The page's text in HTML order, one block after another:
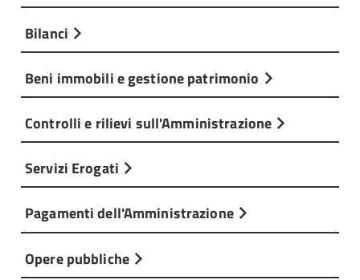
Bilanci
Beni immobili e gestione patrimonio
Controlli e rilievi sull'Amministrazione
Servizi Erogati
Pagamenti dell'Amministrazione
Opere pubbliche